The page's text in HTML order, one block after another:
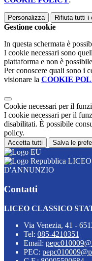
Personalizza Rifiuta tutti i
Gestione cookie
In questa schermata è
I cookie necessari sono
piattaforma e non è
Per conoscere quali sono i
visionare la COOKIE
Cookie necessari per il
I cookie necessari per il
disabilitati. È possibile
policy.
Accetta tutti Salva le
D'ANNUNZIO
Contatti
LICEO CLASSICO
Via Venezia, 41 -
Tel: 085-4210351
Email:
PEC: